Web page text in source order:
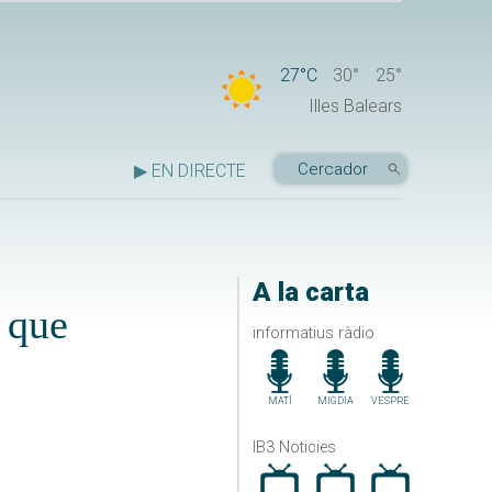
27°C 30°
25°
Illes Balears
▶ EN DIRECTE
A la carta
informatius ràdio
MATÍ MIGDIA VESPRE
IB3 Noticies